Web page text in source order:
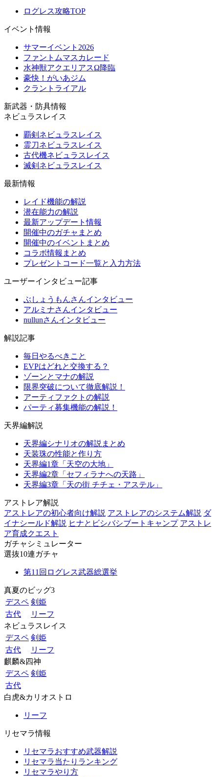
ログレス攻略TOP
イベント情報
サマーイベント2026
ファントムマスカレード
水神獣アクエリアスΩ降臨
豪快！がいあジム
クラントライアル
新武器・防具情報
ネビュラスレイス
覇剣ネビュラスレイス
霊刀ネビュラスレイス
古代機ネビュラスレイス
滅剣ネビュラスレイス
最新情報
レイド機能の解説
潜在能力の解説
最新アップデート情報
開催中のガチャまとめ
開催中のイベントまとめ
コラボ情報まとめ
プレゼントコード一覧と入力方法
ユーザーインタビュー記事
ぶしょうもんさんインタビュー
アルミナさんインタビュー
nullunさんインタビュー
解説記事
毎日やるべきこと
EVPはどれと交換する？
ゾーンとマナの解説
限界突破について徹底解説！
アーティファクトの解説
パーティ募集機能の解説！
天界編解説
天界編シナリオの解説まとめ
天装珠の性能と作り方
天界編1章「天空の大地」
天界編2章「セフィラナへの天路」
天界編3章「天の街 チチェ・アステル」
アストレア解説
アストレアの初心者向け解説 アストレアのシステム解説 ダ
イナシールド解説 ヒナとビシバシブートキャンプ アストレ
ア育成クエスト
ガチャシミュレーター
選抜10連ガチャ
第11回ログレス武器総選挙
真夏のビッグ3
デスペ 剣姫
古代
リーフ
ネビュラスレイス
デスペ 剣姫
古代
リーフ
麒麟&四神
デスペ 剣姫
古代
白虎&カリオストロ
リーフ
リセマラ情報
リセマラおすすめ武器解説
リセマラ当たりランキング
リセマラやり方